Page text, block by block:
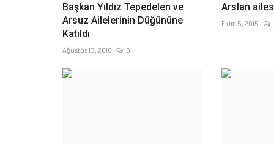
Başkan Yıldız Tepedelen ve
Arsuz Ailelerinin Düğününe
Katıldı
Ağustos 13, 2018 0
Arslan
Ekim 5, 2015